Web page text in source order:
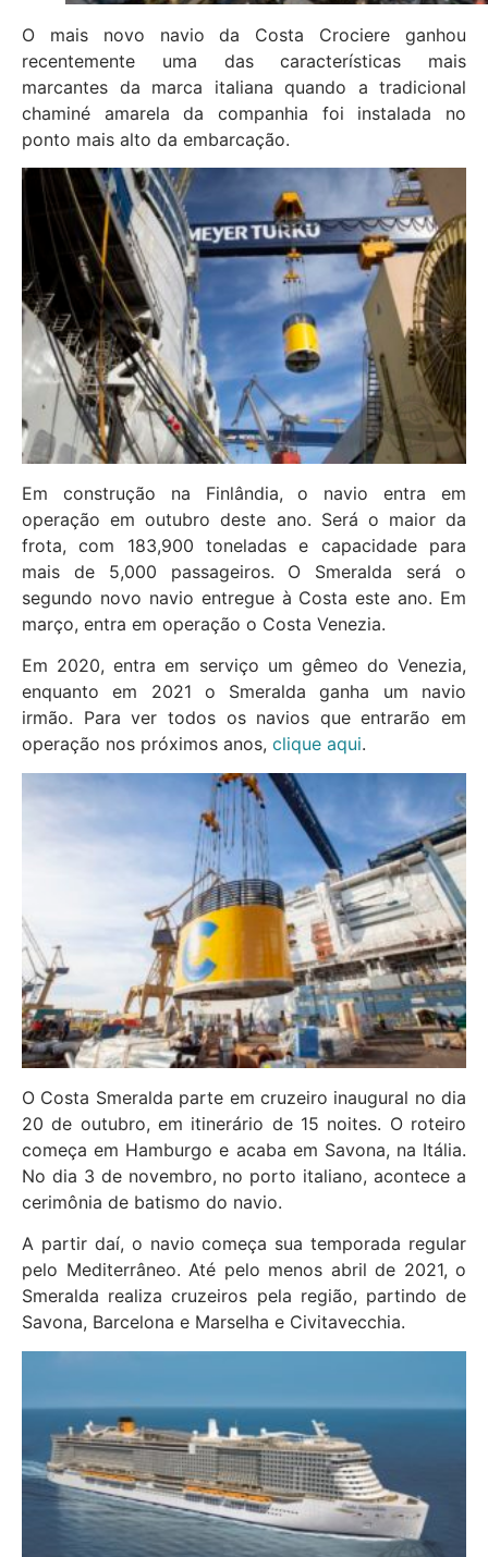
O mais novo navio da Costa Crociere ganhou
recentemente uma das características mais
marcantes da marca italiana quando a tradicional
chaminé amarela da companhia foi instalada no
ponto mais alto da embarcação.
Em construção na Finlândia, o navio entra em
operação em outubro deste ano. Será o maior da
frota, com 183,900 toneladas e capacidade para
mais de 5,000 passageiros. O Smeralda será o
segundo novo navio entregue à Costa este ano. Em
março, entra em operação o Costa Venezia.
Em 2020, entra em serviço um gêmeo do Venezia,
enquanto em 2021 o Smeralda ganha um navio
irmão. Para ver todos os navios que entrarão em
operação nos próximos anos, clique aqui.
O Costa Smeralda parte em cruzeiro inaugural no dia
20 de outubro, em itinerário de 15 noites. O roteiro
começa em Hamburgo e acaba em Savona, na Itália.
No dia 3 de novembro, no porto italiano, acontece a
cerimônia de batismo do navio.
A partir daí, o navio começa sua temporada regular
pelo Mediterrâneo. Até pelo menos abril de 2021, o
Smeralda realiza cruzeiros pela região, partindo de
Savona, Barcelona e Marselha e Civitavecchia.